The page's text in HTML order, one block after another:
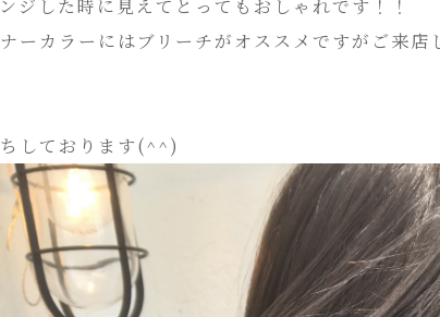
ジした時に見えてとってもおしゃれです！！
ーカラーにはブリーチがオススメですがご来
しております(^^)